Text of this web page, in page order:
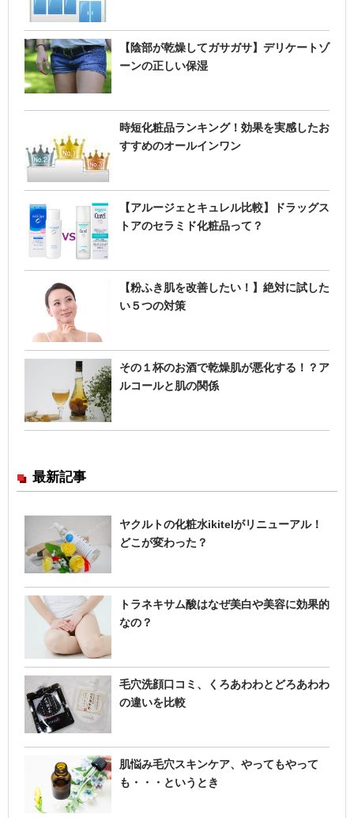
【陰部が乾燥してガサガサ】デリケートゾ
ーンの正しい保湿
時短化粧品ランキング！効果を実感したお
すすめのオールインワン
【アルージェとキュレル比較】ドラッグス
トアのセラミド化粧品って？
【粉ふき肌を改善したい！】絶対に試した
い５つの対策
その１杯のお酒で乾燥肌が悪化する！？ア
ルコールと肌の関係
最新記事
ヤクルトの化粧水ikitelがリニューアル！
どこが変わった？
トラネキサム酸はなぜ美白や美容に効果的
なの？
毛穴洗顔口コミ、くろあわわとどろあわわ
の違いを比較
肌悩み毛穴スキンケア、やってもやって
も・・・というとき